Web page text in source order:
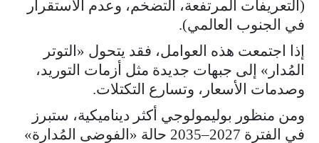
(التعريفات المرتفعة، التضخم، وعدم الاستقرار
في الجنوب العالمي).
إذا اجتمعت هذه العوامل، فقد يتحول «التوتر
المُدار» إلى جبهات جديدة مثل أزمات التوريد،
وصدمات الأسعار، وتسارع التكتلات.
ومن منظور بوليمولوجي أكثر ديناميكية، ستبرز
في الفترة 2027–2035 حالة «الفوضى المُدارة»